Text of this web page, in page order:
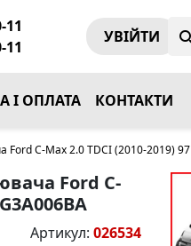
11
11
УВIЙТИ
І ОПЛАТА КОНТАКТИ
Ford C-Max 2.0 TDCI (2010-2019)
Ford C-
Артикул: 026534